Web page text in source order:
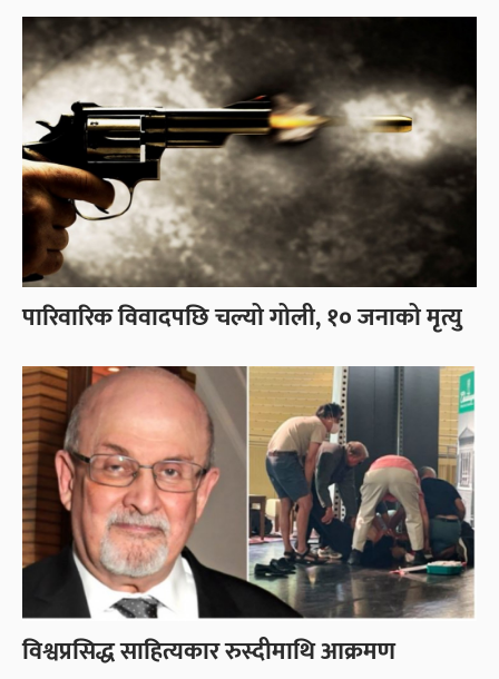
पारिवारिक विवादपछि चल्यो गोली, १० जनाको मृत्यु
विश्वप्रसिद्ध साहित्यकार रुस्दीमाथि आक्रमण